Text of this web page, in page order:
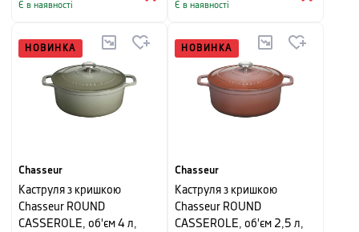
Є в наявності Є в наявності
НОВИНКА
Chasseur
Каструля з кришкою
Chasseur ROUND
CASSEROLE, об'єм 4 л,
НОВИНКА
Chasseur
Каструля з кришкою
Chasseur ROUND
CASSEROLE, об'єм 2,5 л,